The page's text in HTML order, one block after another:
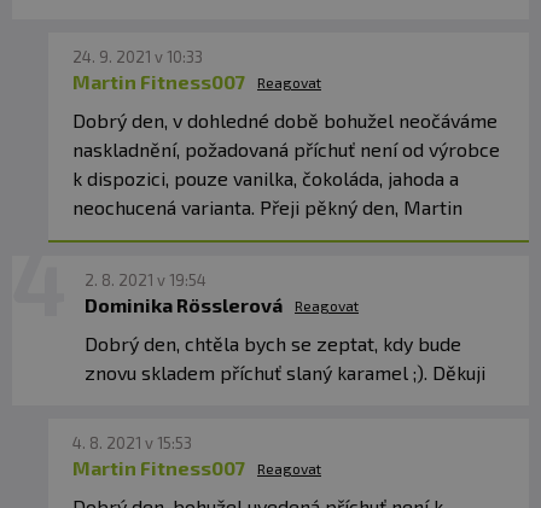
24. 9. 2021 v 10:33
Martin Fitness007 Reagovat
Dobrý den, v dohledné době bohužel neočáváme
naskladnění, požadovaná příchuť není od výrobce
k dispozici, pouze vanilka, čokoláda, jahoda a
neochucená varianta. Přeji pěkný den, Martin
2. 8. 2021 v 19:54
Dominika Rösslerová Reagovat
Dobrý den, chtěla bych se zeptat, kdy bude
znovu skladem příchuť slaný karamel ;). Děkuji
4. 8. 2021 v 15:53
Martin Fitness007 Reagovat